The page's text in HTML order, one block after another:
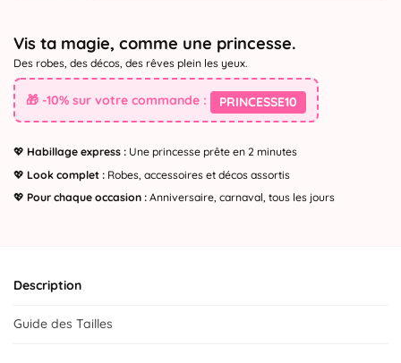
Vis ta magie, comme une princesse.
Des robes, des décos, des rêves plein les yeux.
🎁 -10% sur votre commande : PRINCESSE10
💖 Habillage express : Une princesse prête en 2 minutes
💖 Look complet : Robes, accessoires et décos assortis
💖 Pour chaque occasion : Anniversaire, carnaval, tous les jours
Description
Guide des Tailles